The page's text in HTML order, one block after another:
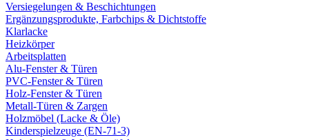
Versiegelungen & Beschichtungen
Ergänzungsprodukte, Farbchips & Dichtstoffe
Klarlacke
Heizkörper
Arbeitsplatten
Alu-Fenster & Türen
PVC-Fenster & Türen
Holz-Fenster & Türen
Metall-Türen & Zargen
Holzmöbel (Lacke & Öle)
Kinderspielzeuge (EN-71-3)